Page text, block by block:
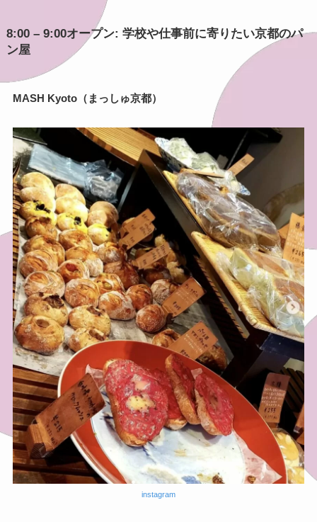
8:00 – 9:00オープン: 学校や仕事前に寄りたい京都のパ
ン屋
MASH Kyoto（まっしゅ京都）
instagram